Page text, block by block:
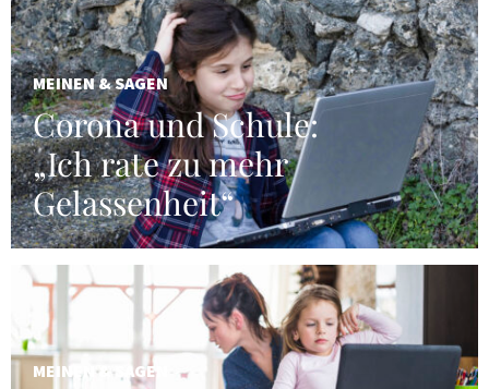
MEINEN & SAGEN
Corona und Schule:
„Ich rate zu mehr
Gelassenheit“
MEINEN & SAGEN